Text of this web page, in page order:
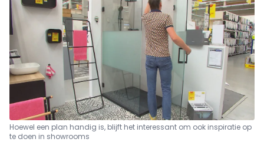
Hoewel een plan handig is, blijft het interessant om ook inspiratie op
te doen in showrooms